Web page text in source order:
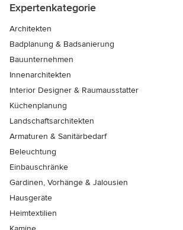
Expertenkategorie
Architekten
Badplanung & Badsanierung
Bauunternehmen
Innenarchitekten
Interior Designer & Raumausstatter
Küchenplanung
Landschaftsarchitekten
Armaturen & Sanitärbedarf
Beleuchtung
Einbauschränke
Gardinen, Vorhänge & Jalousien
Hausgeräte
Heimtextilien